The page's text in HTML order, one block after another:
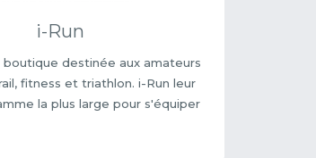
i-Run
boutique destinée aux amateurs
fitness et triathlon. i-Run leur
la plus large pour s'équiper